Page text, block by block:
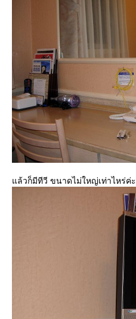
ล้วก็มีทีวี ขนาดไม่ใหญ่เท่าไหร่ค่ะ